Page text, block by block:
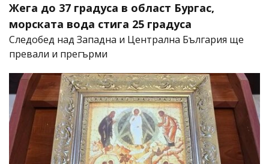
Жега до 37 градуса в област Бургас,
морската вода стига 25 градуса
Следобед над Западна и Централна България ще
превали и прегърми